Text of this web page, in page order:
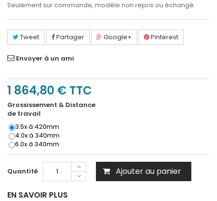
Seulement sur commande, modèle non repris ou échangé.
Tweet Partager Google+ Pinterest
Envoyer à un ami
1 864,80 € TTC
Grossissement & Distance
de travail
3.5x à 420mm
4.0x à 340mm
6.0x à 340mm
Quantité Ajouter au panier
EN SAVOIR PLUS